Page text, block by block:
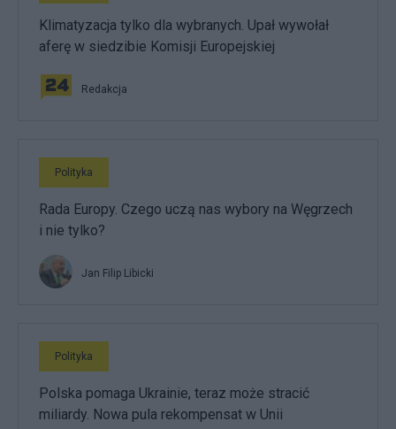
Klimatyzacja tylko dla wybranych. Upał wywołał
aferę w siedzibie Komisji Europejskiej
Redakcja
Polityka
Rada Europy. Czego uczą nas wybory na Węgrzech
i nie tylko?
Jan Filip Libicki
Polityka
Polska pomaga Ukrainie, teraz może stracić
miliardy. Nowa pula rekompensat w Unii